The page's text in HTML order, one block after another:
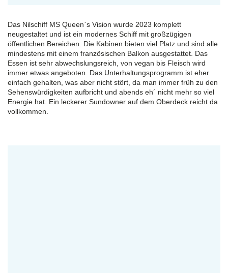
Das Nilschiff MS Queen`s Vision wurde 2023 komplett
neugestaltet und ist ein modernes Schiff mit großzügigen
öffentlichen Bereichen. Die Kabinen bieten viel Platz und sind alle
mindestens mit einem französischen Balkon ausgestattet. Das
Essen ist sehr abwechslungsreich, von vegan bis Fleisch wird
immer etwas angeboten. Das Unterhaltungsprogramm ist eher
einfach gehalten, was aber nicht stört, da man immer früh zu den
Sehenswürdigkeiten aufbricht und abends eh´ nicht mehr so viel
Energie hat. Ein leckerer Sundowner auf dem Oberdeck reicht da
vollkommen.